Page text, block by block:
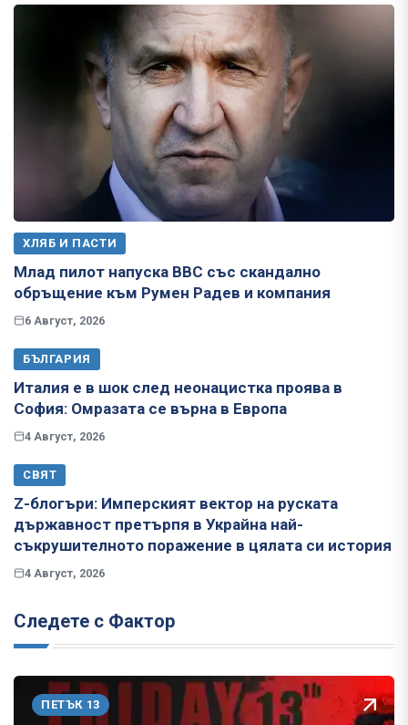
ХЛЯБ И ПАСТИ
Млад пилот напуска ВВС със скандално
обръщение към Румен Радев и компания
6 Август, 2026
БЪЛГАРИЯ
Италия е в шок след неонацистка проява в
София: Омразата се върна в Европа
4 Август, 2026
СВЯТ
Z-блогъри: Имперският вектор на руската
държавност претърпя в Украйна най-
съкрушителното поражение в цялата си история
4 Август, 2026
Следете с Фактор
ПЕТЪК 13